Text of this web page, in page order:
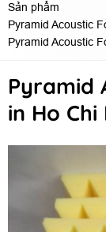
Sản phẩm
Pyramid Acoustic
Pyramid Acoustic
Pyramid
in Ho Chi